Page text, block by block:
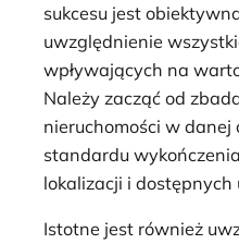
sukcesu jest
uwzględnienie
wpływających na
Należy zacząć od
nieruchomości w danej
standardu
lokalizacji i dostępnych
Istotne jest również